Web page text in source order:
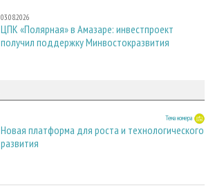
03.08.2026
ЦПК «Полярная» в Амазаре: инвестпроект
получил поддержку Минвостокразвития
Тема номера
Новая платформа для роста и технологического
развития